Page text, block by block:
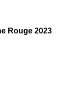
Rouge 2023